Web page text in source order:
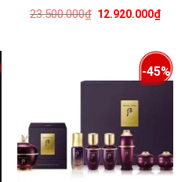
23.500.000₫ 12.920.000₫
-45%